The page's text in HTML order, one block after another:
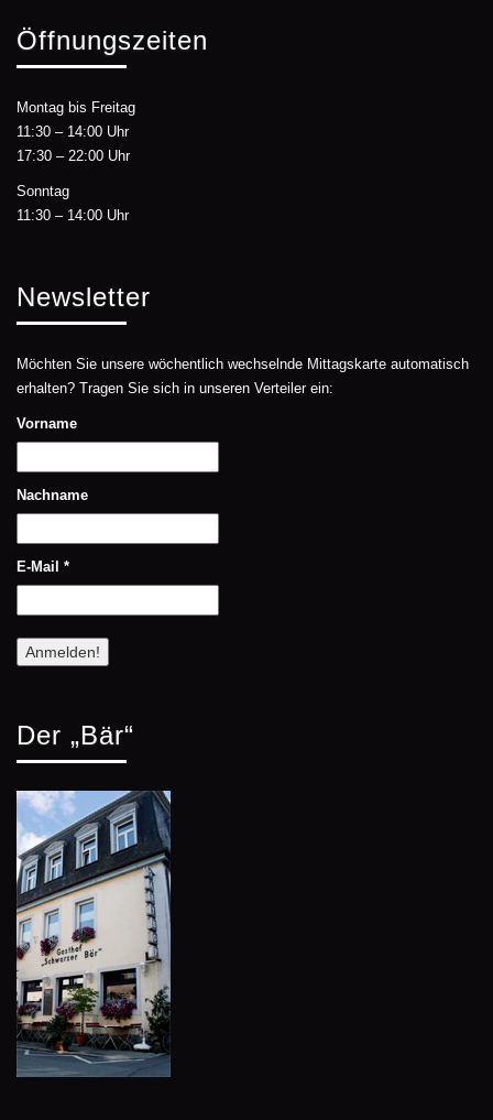
Öffnungszeiten
Montag bis Freitag
11:30 – 14:00 Uhr
17:30 – 22:00 Uhr
Sonntag
11:30 – 14:00 Uhr
Newsletter
Möchten Sie unsere wöchentlich wechselnde Mittagskarte automatisch
erhalten? Tragen Sie sich in unseren Verteiler ein:
Vorname
Nachname
E-Mail *
Der „Bär“